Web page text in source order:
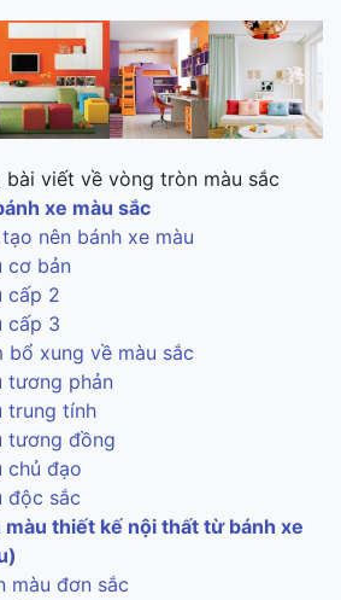
bài viết về vòng tròn màu sắc
xe màu sắc
nên bánh xe màu
cơ bản
cấp 2
cấp 3
bổ xung về màu sắc
tương phản
trung tính
tương đồng
chủ đạo
độc sắc
màu thiết kế nội thất từ bánh xe
màu đơn sắc